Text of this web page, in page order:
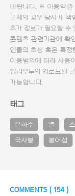
바랍니다. ※ 이용약관
문제의 경우 당사가 책
추가 정보가 필요할 수
콘텐츠 관련기관에 확
인물의 초상 혹은 특정
이용범위에 따라 사용
얼라우투의 업로드된
가능합니다.
태그
은하수 별
국사봉 붕어섬
COMMENTS ( 154)